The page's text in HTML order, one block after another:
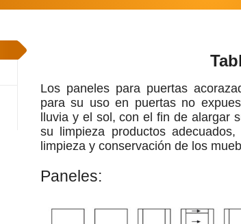
Los paneles para puertas
para su uso en puertas no
lluvia y el sol, con el fin de alargar
su limpieza productos
limpieza y conservación de los
Paneles: